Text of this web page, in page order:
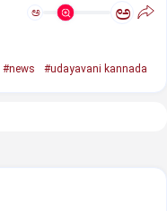
ಅ ಅ
#news #udayavani kannada